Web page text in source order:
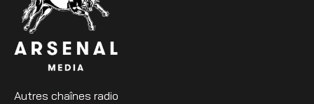
Autres chaînes radio